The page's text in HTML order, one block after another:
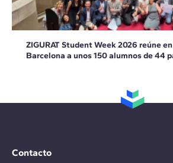
ZIGURAT Student Week 2026 reúne en
Barcelona a unos 150 alumnos de 44
Contacto